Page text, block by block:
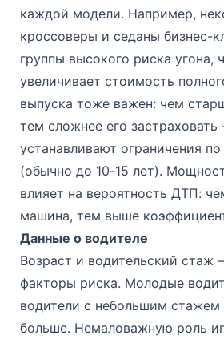
каждой модели. Например,
кроссоверы и седаны бизнес-
группы высокого риска угона,
увеличивает стоимость
выпуска тоже важен: чем
тем сложнее его
устанавливают ограничения
(обычно до 10-15 лет).
влияет на вероятность ДТП:
машина, тем выше
Данные о водителе
Возраст и водительский стаж
факторы риска. Молодые
водители с небольшим стажем
больше. Немаловажную роль